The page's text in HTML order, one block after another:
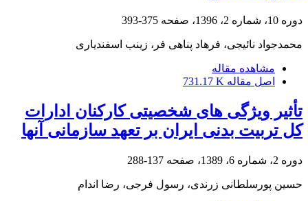
دوره 10، شماره 2، 1396، صفحه 375-393
محمدجواد نائیجی، فرهاد پناهی فر، زینب اسفندیاری
مشاهده مقاله
اصل مقاله 731.17 K
تأثیر ویژگی های شخصیتی کارکنان ادارات
کل تربیت بدنی ایران بر تعهد سازمانی آنها
دوره 2، شماره 6، 1389، صفحه 137-288
حسین پورسلطانی زرندی، رسول فرجی، رضا اندام